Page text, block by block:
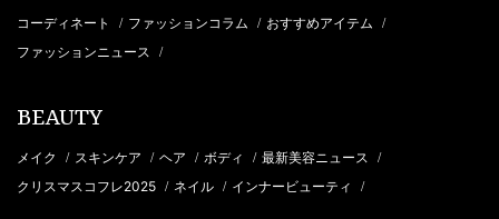
コーディネート / ファッションコラム / おすすめアイテム /
ファッションニュース /
BEAUTY
メイク / スキンケア / ヘア / ボディ / 最新美容ニュース /
クリスマスコフレ2025 / ネイル / インナービューティ /